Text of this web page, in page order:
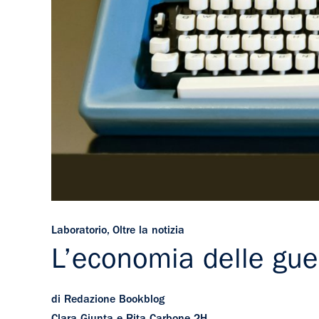
Laboratorio, Oltre la notizia
L’economia delle
di Redazione Bookblog